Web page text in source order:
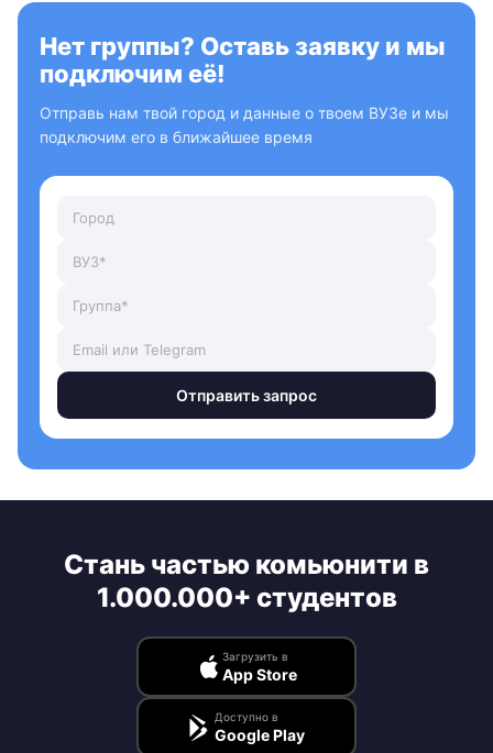
Нет группы? Оставь заявку и мы
подключим её!
Отправь нам твой город и данные о твоем ВУЗе и мы
подключим его в ближайшее время
Отправить запрос
Стань частью комьюнити в
1.000.000+ студентов
Загрузить в
App Store
Доступно в
Google Play